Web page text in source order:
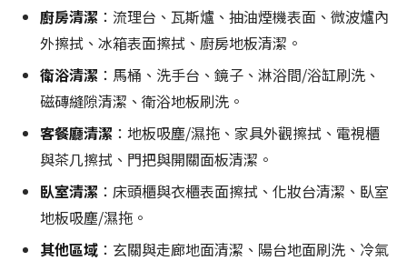
廚房清潔 ：流理台、瓦斯爐、抽油煙機表面、微波爐內
外擦拭、冰箱表面擦拭、廚房地板清潔。
衛浴清潔 ：馬桶、洗手台、鏡子、淋浴間/浴缸刷洗、
磁磚縫隙清潔、衛浴地板刷洗。
客餐廳清潔 ：地板吸塵/濕拖、家具外觀擦拭、電視櫃
與茶几擦拭、門把與開關面板清潔。
臥室清潔 ：床頭櫃與衣櫃表面擦拭、化妝台清潔、臥室
地板吸塵/濕拖。
其他區域 ：玄關與走廊地面清潔、陽台地面刷洗、冷氣